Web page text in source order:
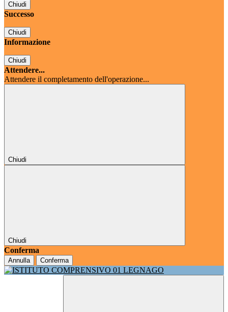
Chiudi
Successo
Chiudi
Informazione
Chiudi
Attendere...
Attendere il completamento dell'operazione...
Chiudi
Chiudi
Conferma
Annulla Conferma